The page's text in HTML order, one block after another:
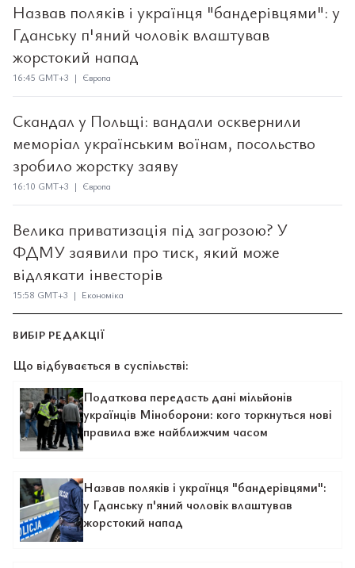
Назвав поляків і українця "бандерівцями": у
Гданську п'яний чоловік влаштував
жорстокий напад
16:45 GMT+3 | Європа
Скандал у Польщі: вандали осквернили
меморіал українським воїнам, посольство
зробило жорстку заяву
16:10 GMT+3 | Європа
Велика приватизація під загрозою? У
ФДМУ заявили про тиск, який може
відлякати інвесторів
15:58 GMT+3 | Економіка
ВИБІР РЕДАКЦІЇ
Що відбувається в суспільстві:
Податкова передасть дані мільйонів
українців Міноборони: кого торкнуться нові
правила вже найближчим часом
Назвав поляків і українця "бандерівцями":
у Гданську п'яний чоловік влаштував
жорстокий напад